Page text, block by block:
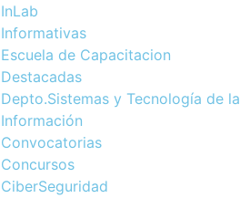
InLab
Informativas
Escuela de Capacitacion
Destacadas
Depto.Sistemas y Tecnología de la
Información
Convocatorias
Concursos
CiberSeguridad